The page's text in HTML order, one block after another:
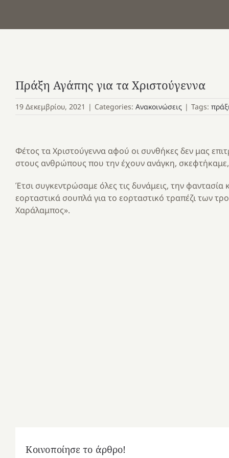
Πράξη Αγάπης για τα Χριστούγεννα
19 Δεκεμβρίου, 2021 | Categories: Ανακοινώσεις | Tags:
Φέτος τα Χριστούγεννα αφού οι συνθήκες δεν μας
στους ανθρώπους που την έχουν ανάγκη,
Έτσι συγκεντρώσαμε όλες τις δυνάμεις, την φαντασία
εορταστικά σουπλά για το εορταστικό τραπέζι των
Χαράλαμπος».
Κοινοποίησε το άρθρο!